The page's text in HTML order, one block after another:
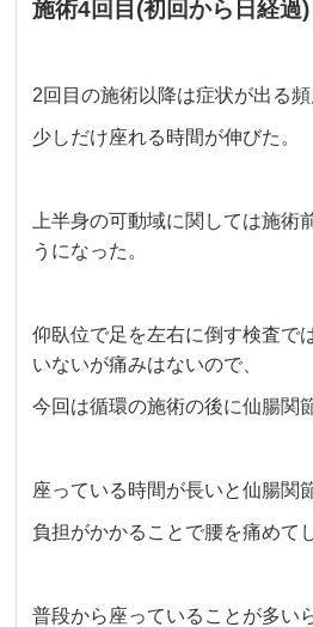
施術4回目(初回から日経過)
2回目の施術以降は症状が出る頻
少しだけ座れる時間が伸びた。
上半身の可動域に関しては施術
うになった。
仰臥位で足を左右に倒す検査で
いないが痛みはないので、
今回は循環の施術の後に仙腸関
座っている時間が長いと仙腸関
負担がかかることで腰を痛めて
普段から座っていることが多い